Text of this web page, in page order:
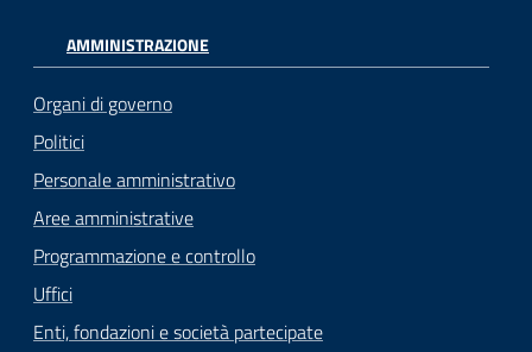
AMMINISTRAZIONE
Organi di governo
Politici
Personale amministrativo
Aree amministrative
Programmazione e controllo
Uffici
Enti, fondazioni e società partecipate